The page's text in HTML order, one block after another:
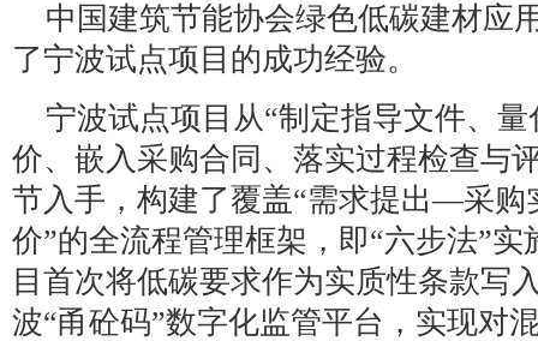
中国建筑节能协会绿色低碳建材应
了宁波试点项目的成功经验。
宁波试点项目从“制定指导文件、
价、嵌入采购合同、落实过程检查与
节入手，构建了覆盖“需求提出—采
价”的全流程管理框架，即“六步法”
目首次将低碳要求作为实质性条款写
波“甬砼码”数字化监管平台，实现对